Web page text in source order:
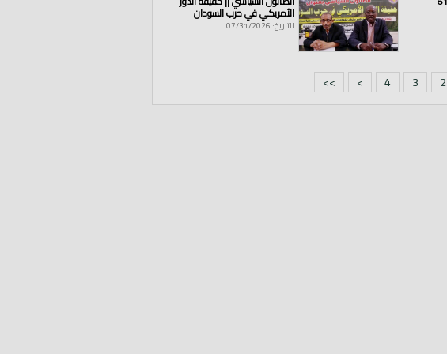
الأمريكي في حرب السودان
التاريخ: 07/31/2026
2
3
4
>
>>